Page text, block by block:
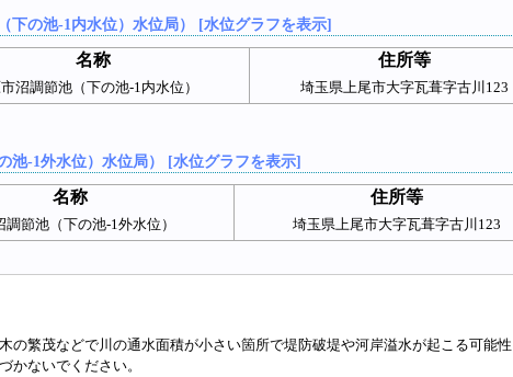
下の池-1内水位）水位局） [水位グラフを表示]
名称 住所等
沼調節池（下の池-1内水位） 埼玉県上尾市大字瓦葺字古川123
池-1外水位）水位局） [水位グラフを表示]
名称 住所等
調節池（下の池-1外水位） 埼玉県上尾市大字瓦葺字古川123
の繁茂などで川の通水面積が小さい箇所で堤防破堤や河岸溢水が起こる可能性
かないでください。